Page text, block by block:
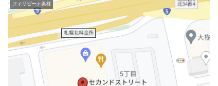
フィリピーナ奥様